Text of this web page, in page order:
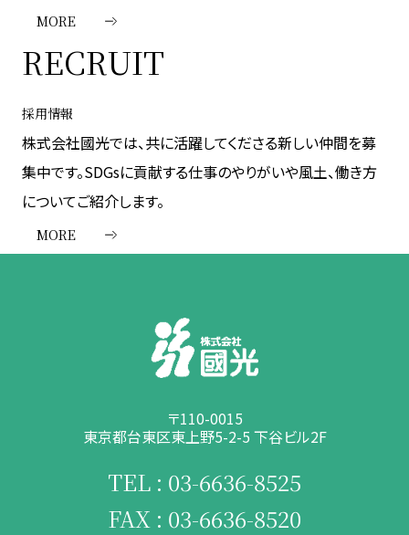
MORE
RECRUIT
採用情報
株式会社國光では、共に活躍してくださる新しい仲間を募
集中です。SDGsに貢献する仕事のやりがいや風土、働き方
についてご紹介します。
MORE
〒110-0015
東京都台東区東上野5-2-5 下谷ビル2F
TEL : 03-6636-8525
FAX : 03-6636-8520